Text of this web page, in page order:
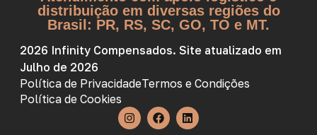
distribuição em diversas regiões do
Brasil: PR, RS, SC, GO, TO e MT.
2026 Infinity Compensados. Site atualizado em
Julho de 2026
Política de PrivacidadeTermos e Condições
Política de Cookies